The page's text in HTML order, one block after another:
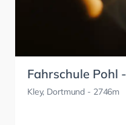
Fahrschule Pohl
Kley, Dortmund - 2746m